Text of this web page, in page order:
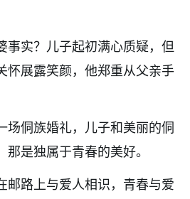
事实？儿子起初满心质疑，但
怀展露笑颜，他郑重从父亲手
场侗族婚礼，儿子和美丽的侗
是独属于青春的美好。
邮路上与爱人相识，青春与爱